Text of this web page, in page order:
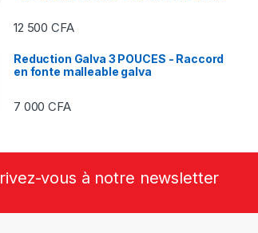
12 500CFA
Reduction Galva 3 POUCES - Raccord
en fonte malleable galva
7 000CFA
vous à notre newsletter